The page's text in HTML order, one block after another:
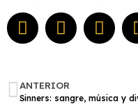
ANTERIOR
Sinners: sangre, música y